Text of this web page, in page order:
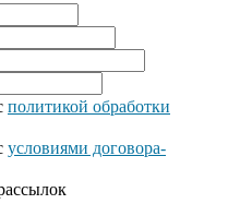
политикой обработки
условиями договора-